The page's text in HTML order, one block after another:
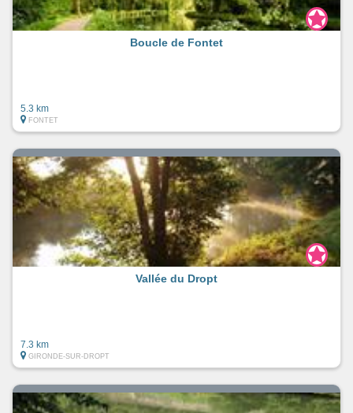
Boucle de Fontet
5.3 km
FONTET
Vallée du Dropt
7.3 km
GIRONDE-SUR-DROPT